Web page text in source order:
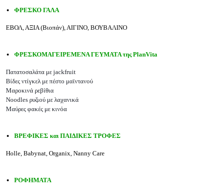
ΦΡΕΣΚΟ ΓΑΛΑ
ΕΒΟΛ, ΑΞΙΑ (Βιοπάν), ΑΙΓΙΝΟ, ΒΟΥΒΑΛΙΝΟ
ΦΡΕΣΚΟΜΑΓΕΙΡΕΜΕΝΑ ΓΕΥΜΑΤΑ της PlanVita
Πατατοσαλάτα με jackfruit
Βίδες ντίγκελ με πέστο μαϊντανού
Μαροκινά ρεβίθια
Noodles ρυζιού με λαχανικά
Μαύρες φακές με κινόα
ΒΡΕΦΙΚΕΣ και ΠΑΙΔΙΚΕΣ ΤΡΟΦΕΣ
Holle, Babynat, Organix, Nanny Care
ΡΟΦΗΜΑΤΑ